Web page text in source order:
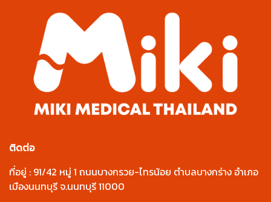
ติดต่อ
ที่อยู่ : 91/42 หมู่ 1 ถนนบางกรวย-ไทรน้อย ตำบลบางกร่าง อำเภอ
เมืองนนทบุรี จ.นนทบุรี 11000